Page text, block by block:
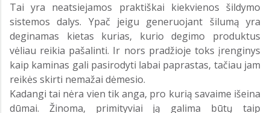
Tai yra neatsiejamos praktiškai kiekvienos šildymo
sistemos dalys. Ypač jeigu generuojant šilumą yra
deginamas kietas kurias, kurio degimo produktus
vėliau reikia pašalinti. Ir nors pradžioje toks įrenginys
kaip kaminas gali pasirodyti labai paprastas, tačiau jam
reikės skirti nemažai dėmesio.
Kadangi tai nėra vien tik anga, pro kurią savaime išeina
dūmai. Žinoma, primityviai ją galima būtų taip